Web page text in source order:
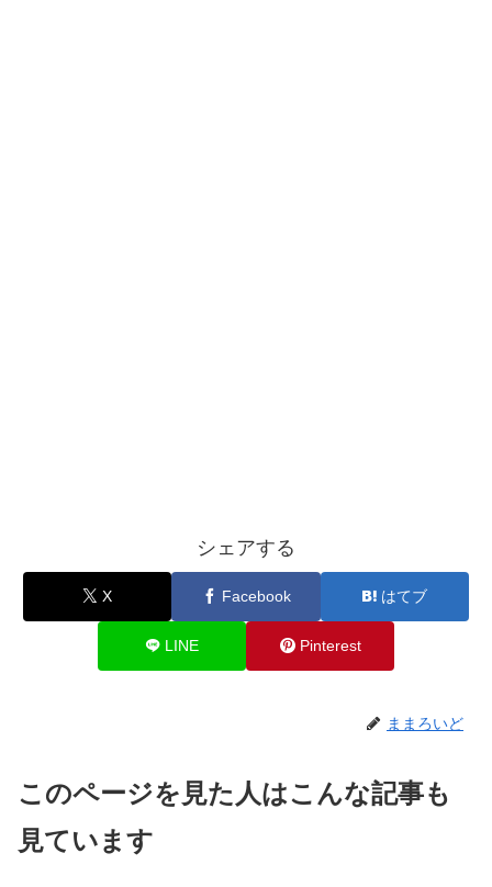
シェアする
X Facebook はてブ
LINE Pinterest
ままろいど
このページを見た人はこんな記事も
見ています